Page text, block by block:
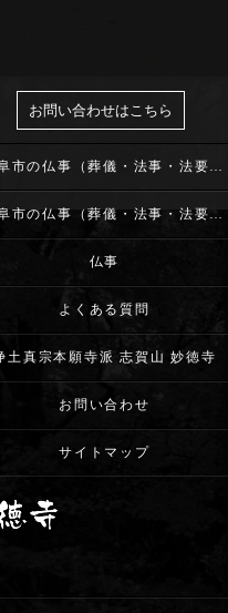
お問い合わせはこちら
岐阜市の仏事（葬儀・法事・法要）･浄土真宗本願寺派 志賀山 妙徳寺の口コミ情報
岐阜市の仏事（葬儀・法事・法要）･浄土真宗本願寺派 志賀山 妙徳寺のお客様の声
仏事
よくある質問
土真宗本願寺派 志賀山 妙徳寺
お問い合わせ
サイトマップ